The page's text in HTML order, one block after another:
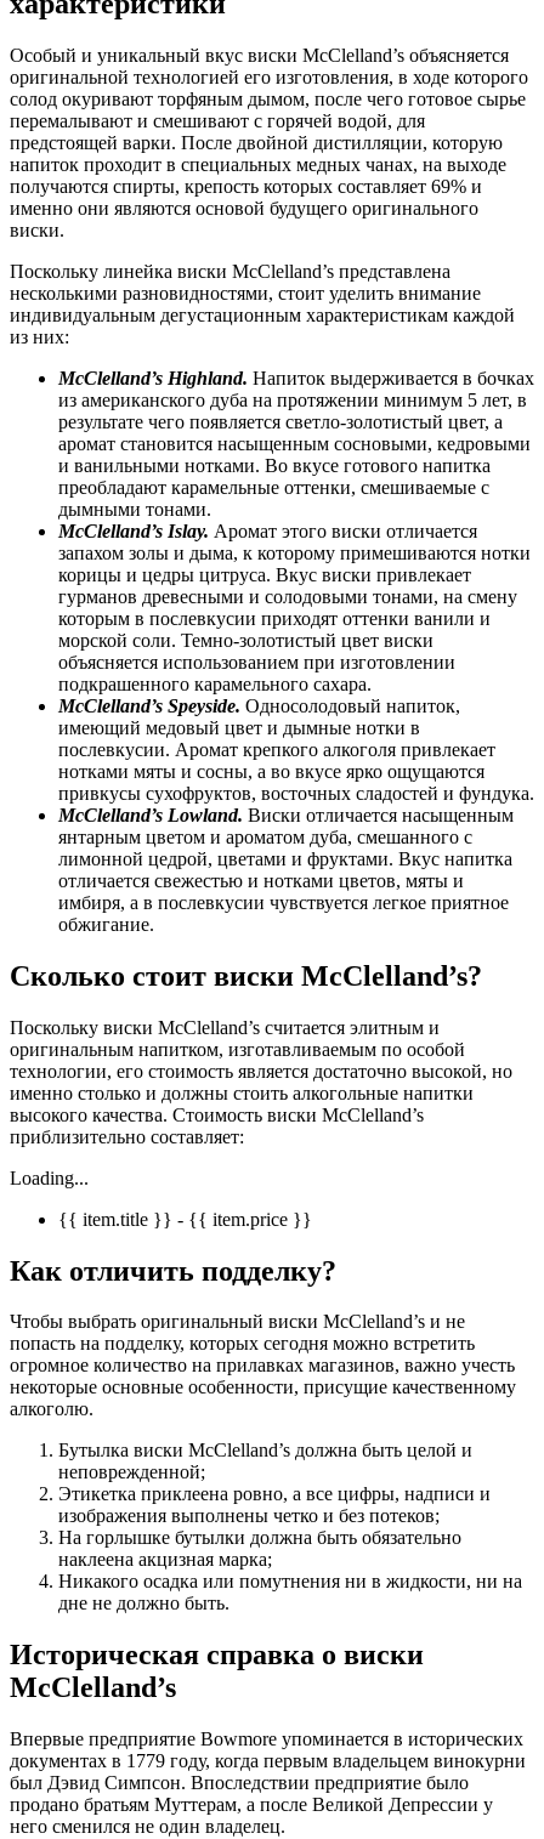
Особый и уникальный вкус виски McClelland’s объясняется
оригинальной технологией его изготовления, в ходе которого
солод окуривают торфяным дымом, после чего готовое сырье
перемалывают и смешивают с горячей водой, для
предстоящей варки. После двойной дистилляции, которую
напиток проходит в специальных медных чанах, на выходе
получаются спирты, крепость которых составляет 69% и
именно они являются основой будущего оригинального
виски.
Поскольку линейка виски McClelland’s представлена
несколькими разновидностями, стоит уделить внимание
индивидуальным дегустационным характеристикам каждой
из них:
McClelland’s Highland. Напиток выдерживается в бочках
из американского дуба на протяжении минимум 5 лет, в
результате чего появляется светло-золотистый цвет, а
аромат становится насыщенным сосновыми, кедровыми
и ванильными нотками. Во вкусе готового напитка
преобладают карамельные оттенки, смешиваемые с
дымными тонами.
McClelland’s Islay. Аромат этого виски отличается
запахом золы и дыма, к которому примешиваются нотки
корицы и цедры цитруса. Вкус виски привлекает
гурманов древесными и солодовыми тонами, на смену
которым в послевкусии приходят оттенки ванили и
морской соли. Темно-золотистый цвет виски
объясняется использованием при изготовлении
подкрашенного карамельного сахара.
McClelland’s Speyside. Односолодовый напиток,
имеющий медовый цвет и дымные нотки в
послевкусии. Аромат крепкого алкоголя привлекает
нотками мяты и сосны, а во вкусе ярко ощущаются
привкусы сухофруктов, восточных сладостей и фундука.
McClelland’s Lowland. Виски отличается насыщенным
янтарным цветом и ароматом дуба, смешанного с
лимонной цедрой, цветами и фруктами. Вкус напитка
отличается свежестью и нотками цветов, мяты и
имбиря, а в послевкусии чувствуется легкое приятное
обжигание.
Сколько стоит виски McClelland’s?
Поскольку виски McClelland’s считается элитным и
оригинальным напитком, изготавливаемым по особой
технологии, его стоимость является достаточно высокой, но
именно столько и должны стоить алкогольные напитки
высокого качества. Стоимость виски McClelland’s
приблизительно составляет:
Loading...
{{ item.title }} - {{ item.price }}
Как отличить подделку?
Чтобы выбрать оригинальный виски McClelland’s и не
попасть на подделку, которых сегодня можно встретить
огромное количество на прилавках магазинов, важно учесть
некоторые основные особенности, присущие качественному
алкоголю.
Бутылка виски McClelland’s должна быть целой и
неповрежденной;
Этикетка приклеена ровно, а все цифры, надписи и
изображения выполнены четко и без потеков;
На горлышке бутылки должна быть обязательно
наклеена акцизная марка;
Никакого осадка или помутнения ни в жидкости, ни на
дне не должно быть.
Историческая справка о виски
McClelland’s
Впервые предприятие Bowmore упоминается в исторических
документах в 1779 году, когда первым владельцем винокурни
был Дэвид Симпсон. Впоследствии предприятие было
продано братьям Муттерам, а после Великой Депрессии у
него сменился не один владелец.